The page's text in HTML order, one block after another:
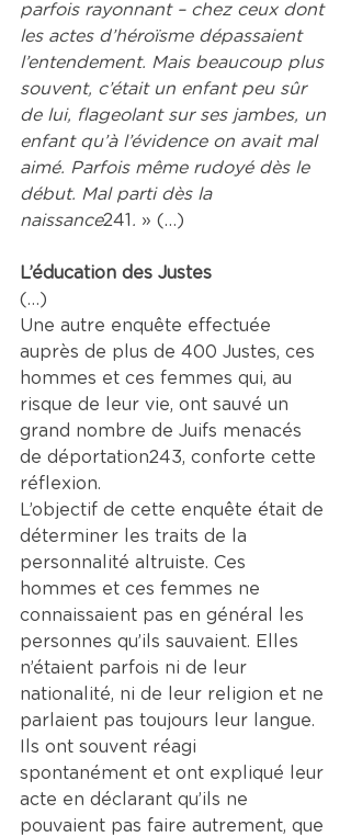
parfois rayonnant – chez ceux dont
les actes d’héroïsme dépassaient
l’entendement. Mais beaucoup plus
souvent, c’était un enfant peu sûr
de lui, flageolant sur ses jambes, un
enfant qu’à l’évidence on avait mal
aimé. Parfois même rudoyé dès le
début. Mal parti dès la
naissance241 . » (…)
L’éducation des Justes
(…)
Une autre enquête effectuée
auprès de plus de 400 Justes, ces
hommes et ces femmes qui, au
risque de leur vie, ont sauvé un
grand nombre de Juifs menacés
de déportation243, conforte cette
réflexion.
L’objectif de cette enquête était de
déterminer les traits de la
personnalité altruiste. Ces
hommes et ces femmes ne
connaissaient pas en général les
personnes qu’ils sauvaient. Elles
n’étaient parfois ni de leur
nationalité, ni de leur religion et ne
parlaient pas toujours leur langue.
Ils ont souvent réagi
spontanément et ont expliqué leur
acte en déclarant qu’ils ne
pouvaient pas faire autrement, que